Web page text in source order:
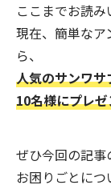
ここまでお読み
現在、簡単な
ら、
人気のサンワ
10名様にプレ
ぜひ今回の記
お困りごとにつ